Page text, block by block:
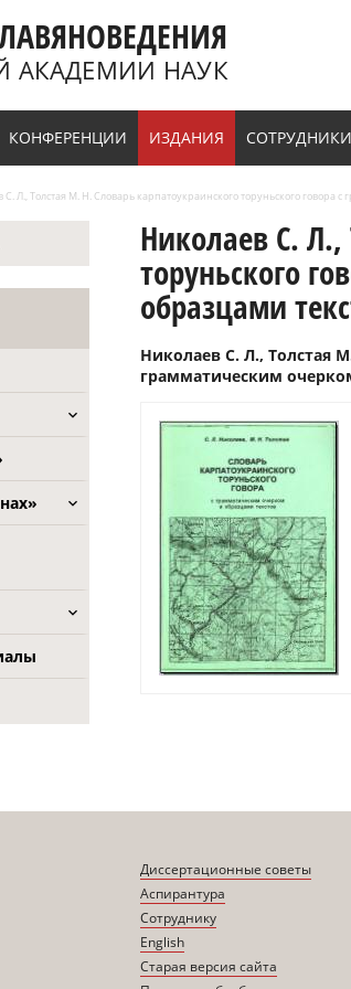
АКАДЕМИИ НАУК
КОНФЕРЕНЦИИ ИЗДАНИЯ СОТРУДНИКИ
С. Л., Толстая М. Н. Словарь карпатоукраинского торуньского говора
Николаев С. Л.,
торуньского
образцами
Николаев С. Л., Толстая
грамматическим
Диссертационные советы
Аспирантура
Сотруднику
English
Старая версия сайта